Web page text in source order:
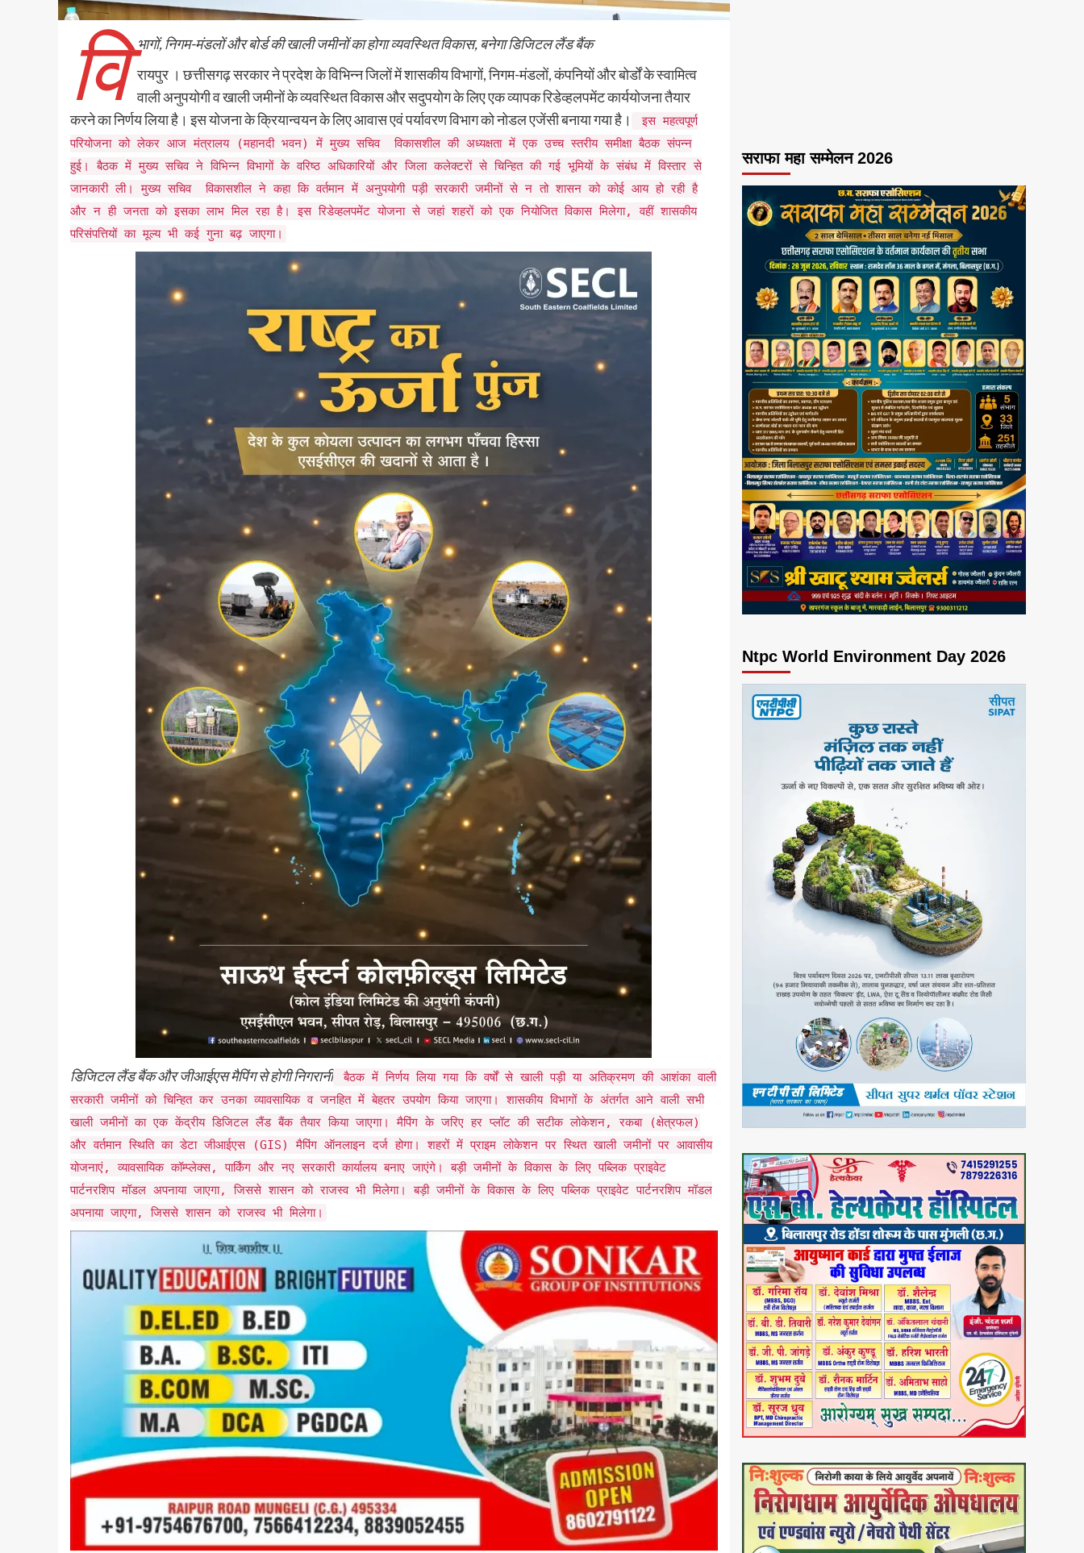
वि भागों, निगम-मंडलों और बोर्ड की खाली जमीनों का होगा व्यवस्थित विकास, बनेगा डिजिटल लैंड बैंक
रायपुर । छत्तीसगढ़ सरकार ने प्रदेश के विभिन्न जिलों में शासकीय विभागों, निगम-मंडलों, कंपनियों और बोर्डों के स्वामित्व
वाली अनुपयोगी व खाली जमीनों के व्यवस्थित विकास और सदुपयोग के लिए एक व्यापक रिडेव्हलपमेंट कार्ययोजना तैयार
करने का निर्णय लिया है। इस योजना के क्रियान्वयन के लिए आवास एवं पर्यावरण विभाग को नोडल एजेंसी बनाया गया है।
इस महत्वपूर्ण
परियोजना को लेकर आज मंत्रालय (महानदी भवन) में मुख्य सचिव विकासशील की अध्यक्षता में एक उच्च स्तरीय समीक्षा बैठक संपन्न
हुई। बैठक में मुख्य सचिव ने विभिन्न विभागों के वरिष्ठ अधिकारियों और जिला कलेक्टरों से चिन्हित की गई भूमियों के संबंध में विस्तार से
जानकारी ली। मुख्य सचिव विकासशील ने कहा कि वर्तमान में अनुपयोगी पड़ी सरकारी जमीनों से न तो शासन को कोई आय हो रही है
और न ही जनता को इसका लाभ मिल रहा है। इस रिडेव्हलपमेंट योजना से जहां शहरों को एक नियोजित विकास मिलेगा, वहीं शासकीय
परिसंपत्तियों का मूल्य भी कई गुना बढ़ जाएगा।
डिजिटल लैंड बैंक और जीआईएस मैपिंग से होगी निगरानी
बैठक में निर्णय लिया गया कि वर्षों से खाली पड़ी या अतिक्रमण की आशंका वाली
सरकारी जमीनों को चिन्हित कर उनका व्यावसायिक व जनहित में बेहतर उपयोग किया जाएगा। शासकीय विभागों के अंतर्गत आने वाली सभी
खाली जमीनों का एक केंद्रीय डिजिटल लैंड बैंक तैयार किया जाएगा। मैपिंग के जरिए हर प्लॉट की सटीक लोकेशन, रकबा (क्षेत्रफल)
और वर्तमान स्थिति का डेटा जीआईएस (GIS) मैपिंग ऑनलाइन दर्ज होगा। शहरों में प्राइम लोकेशन पर स्थित खाली जमीनों पर आवासीय
योजनाएं, व्यावसायिक कॉम्प्लेक्स, पार्किंग और नए सरकारी कार्यालय बनाए जाएंगे। बड़ी जमीनों के विकास के लिए पब्लिक प्राइवेट
पार्टनरशिप मॉडल अपनाया जाएगा, जिससे शासन को राजस्व भी मिलेगा। बड़ी जमीनों के विकास के लिए पब्लिक प्राइवेट पार्टनरशिप मॉडल
अपनाया जाएगा, जिससे शासन को राजस्व भी मिलेगा।
सराफा महा सम्मेलन 2026
Ntpc World Environment Day 2026